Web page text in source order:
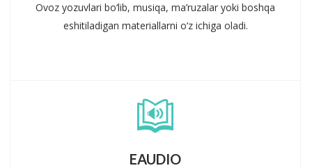
Ovoz yozuvlari bo‘lib, musiqa, ma’ruzalar yoki boshqa
eshitiladigan materiallarni o‘z ichiga oladi.
EAUDIO